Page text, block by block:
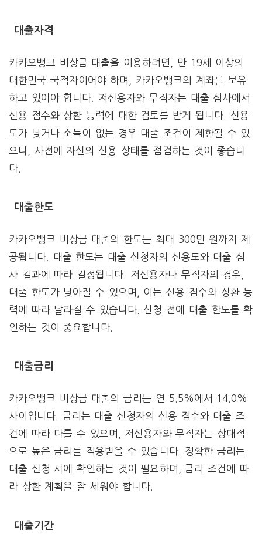
대출자격
카카오뱅크 비상금 대출을 이용하려면, 만 19세 이상의
대한민국 국적자이어야 하며, 카카오뱅크의 계좌를 보유
하고 있어야 합니다. 저신용자와 무직자는 대출 심사에서
신용 점수와 상환 능력에 대한 검토를 받게 됩니다. 신용
도가 낮거나 소득이 없는 경우 대출 조건이 제한될 수 있
으니, 사전에 자신의 신용 상태를 점검하는 것이 좋습니
다.
대출한도
카카오뱅크 비상금 대출의 한도는 최대 300만 원까지 제
공됩니다. 대출 한도는 대출 신청자의 신용도와 대출 심
사 결과에 따라 결정됩니다. 저신용자나 무직자의 경우,
대출 한도가 낮아질 수 있으며, 이는 신용 점수와 상환 능
력에 따라 달라질 수 있습니다. 신청 전에 대출 한도를 확
인하는 것이 중요합니다.
대출금리
카카오뱅크 비상금 대출의 금리는 연 5.5%에서 14.0%
사이입니다. 금리는 대출 신청자의 신용 점수와 대출 조
건에 따라 다를 수 있으며, 저신용자와 무직자는 상대적
으로 높은 금리를 적용받을 수 있습니다. 정확한 금리는
대출 신청 시에 확인하는 것이 필요하며, 금리 조건에 따
라 상환 계획을 잘 세워야 합니다.
대출기간